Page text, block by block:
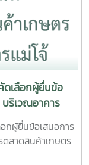
ะกิจการ
ดเลือกผู้ยื่นข้อ
บริเวณอาคาร
จ้กผู้ยื่นข้อเสนอการ
ตลาดสินค้าเกษตร